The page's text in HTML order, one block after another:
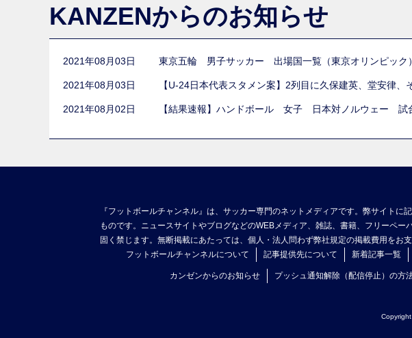
KANZENからのお知らせ
2021年08月03日 東京五輪 男子サッカー 出場国一覧（東京オリンピック）
2021年08月03日 【U-24日本代表スタメン案】2列目に久保建英、堂安律
2021年08月02日 【結果速報】ハンドボール 女子 日本対ノルウェー 試
『フットボールチャンネル』は、サッカー専門のネットメディアです。弊サイト
ものです。ニュースサイトやブログなどのWEBメディア、雑誌、書籍、フリーペ
固く禁じます。無断掲載にあたっては、個人・法人問わず弊社規定の掲載費用をお
フットボールチャンネルについて
記事提供先について 新着記事一覧
カンゼンからのお知らせ プッシュ通知解除（配信停止）の方